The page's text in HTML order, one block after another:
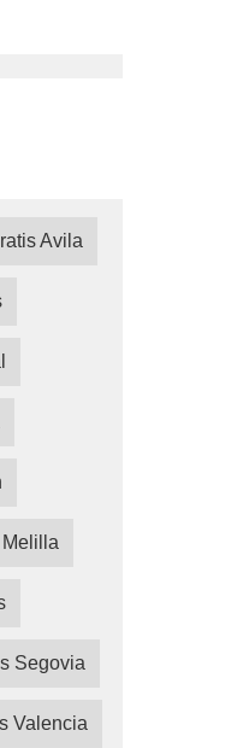
Avila
Melilla
Segovia
Valencia